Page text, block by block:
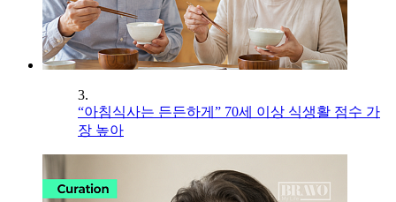
3.
“아침식사는 든든하게” 70세 이상 식생활 점수 가
장 높아